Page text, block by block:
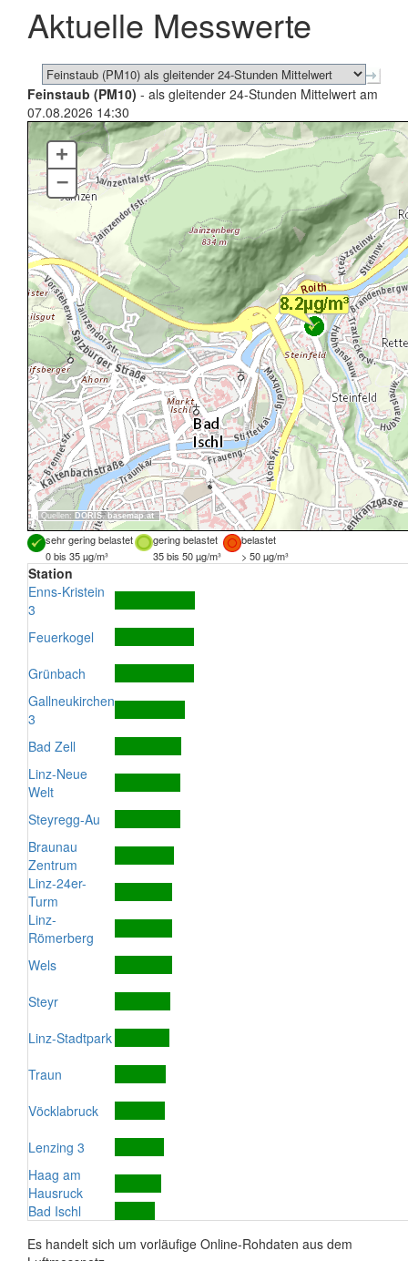
schließen
Aktuelle Messwerte
Feinstaub (PM10) - als gleitender 24-Stunden Mittelwert am
07.08.2026 14:30
Quellen: DORIS, basemap.at
+
–
sehr gering belastet gering belastet
belastet
0 bis 35 µg/m³
35 bis 50 µg/m³ > 50 µg/m³
Station
Enns-Kristein
3
Feuerkogel
Grünbach
Gallneukirchen
3
Bad Zell
Linz-Neue
Welt
Steyregg-Au
Braunau
Zentrum
Linz-24er-
Turm
Linz-
Römerberg
Wels
Steyr
Linz-Stadtpark
Traun
Vöcklabruck
Lenzing 3
Haag am
Hausruck
Bad Ischl
Es handelt sich um vorläufige Online-Rohdaten aus dem